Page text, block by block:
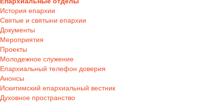
История епархии
Святые и святыни епархии
Документы
Мероприятия
Проекты
Молодежное служение
Епархиальный телефон доверия
Анонсы
Искитимский епархиальный вестник
Духовное пространство